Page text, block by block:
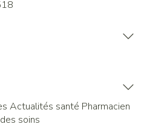
Actualités santé Pharmacien
soins